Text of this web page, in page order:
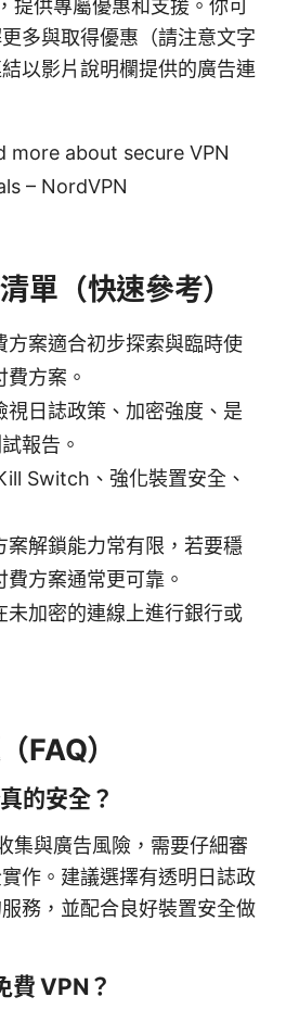
提供專屬優惠和支援。你可
多與取得優惠（請注意文字
以影片說明欄提供的廣告連
more about secure VPN
– NordVPN
單（快速參考）
方案適合初步探索與臨時使
方案。
視日誌政策、加密強度、是
報告。
Switch、強化裝置安全、
案解鎖能力常有限，若要穩
方案通常更可靠。
未加密的連線上進行銀行或
FAQ）
的安全？
集與廣告風險，需要仔細審
作。建議選擇有透明日誌政
務，並配合良好裝置安全做
費 VPN？